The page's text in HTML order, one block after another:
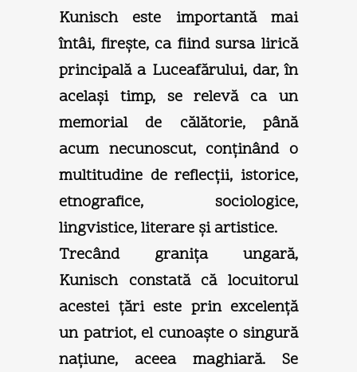
Kunisch este importantă mai
întâi, fireşte, ca fiind sursa lirică
principală a Luceafărului, dar, în
acelaşi timp, se relevă ca un
memorial de călătorie, până
acum necunoscut, conţinând o
multitudine de reflecţii, istorice,
etnografice, sociologice,
lingvistice, literare şi artistice.
Trecând graniţa ungară,
Kunisch constată că locuitorul
acestei ţări este prin excelenţă
un patriot, el cunoaşte o singură
naţiune, aceea maghiară. Se